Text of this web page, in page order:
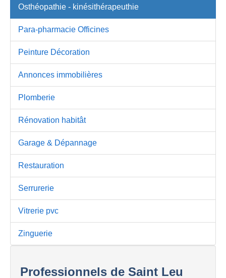
Osthéopathie - kinésithérapeuthie
Para-pharmacie Officines
Peinture Décoration
Annonces immobilières
Plomberie
Rénovation habitât
Garage & Dépannage
Restauration
Serrurerie
Vitrerie pvc
Zinguerie
Professionnels de Saint Leu